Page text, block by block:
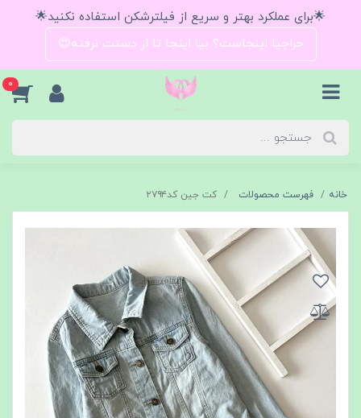
🌟برای عملکرد بهتر و سریع از فیلترشکن استفاده نکنید🌟
حراجیا اینجاست؟ بیا اینجا تا از دستت نرفته😍
0
خانه فهرست محصولات کت جین کد۲۷۹۴